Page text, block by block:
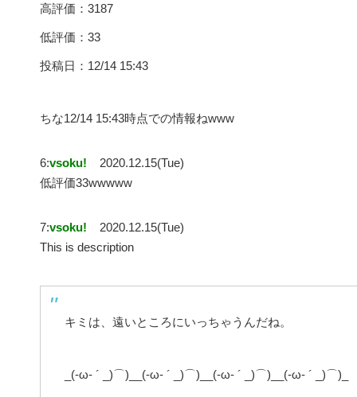
高評価：3187
低評価：33
投稿日：12/14 15:43
ちな12/14 15:43時点での情報ねwww
6:vsoku!
2020.12.15(Tue)
低評価33wwwww
7:vsoku!
2020.12.15(Tue)
This is description
キミは、遠いところにいっちゃうんだね。
_(-ω- ´ _)⌒)__(-ω- ´ _)⌒)__(-ω- ´ _)⌒)__(-ω- ´ _)⌒)_